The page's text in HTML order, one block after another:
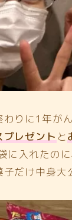
りに1年が
プレゼント と
に入れたの
子だけ中身大